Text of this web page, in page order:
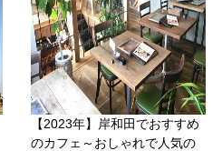
【2023年】岸和田でおすすめ
のカフェ～おしゃれで人気の